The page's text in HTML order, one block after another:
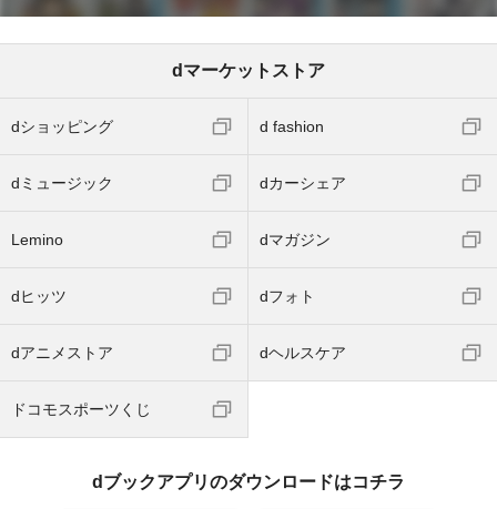
dマーケットストア
dショッピング d fashion
dミュージック dカーシェア
Lemino dマガジン
dヒッツ dフォト
dアニメストア dヘルスケア
ドコモスポーツくじ
dブックアプリのダウンロードはコチラ